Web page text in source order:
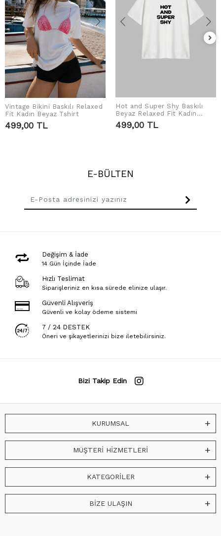
SEPETE EKLE
Vintage Bikini Baskılı Relaxed
Fit Kadın Beyaz Tshirt
499,00 TL
SEPETE EKLE
Hot and Super Shy Baskılı
Beyaz Relaxed Fit Kadın
Tshirt
499,00 TL
E-BÜLTEN
Değişim & İade
14 Gün İçinde İade
Hızlı Teslimat
Siparişleriniz en kısa sürede elinize ulaşır.
Güvenli Alışveriş
Güvenli ve kolay ödeme sistemi
7 / 24 DESTEK
Öneri ve şikayetlerinizi bize iletebilirsiniz.
Bizi Takip Edin
KURUMSAL
MÜŞTERİ HİZMETLERİ
KATEGORİLER
BİZE ULAŞIN